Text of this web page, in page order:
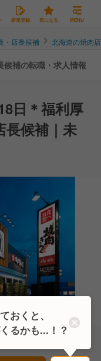
新規登録 気になる MENU
・店長候補 北海道の焼肉
補の転職・求人情報
日＊福利厚
長候補｜未
おくと、
るかも...！？